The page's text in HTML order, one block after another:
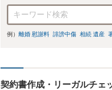
例） 離婚 慰謝料 誹謗中傷 相続 遺産
契約書作成・リーガルチェ